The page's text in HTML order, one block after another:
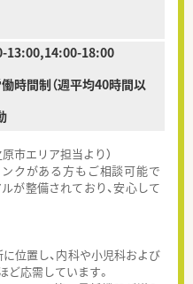
18:00
時間制（週平均40時間以
市エリア担当より）
クがある方もご相談可能で
が整備されており、安心して
位置し、内科や小児科および
応需しています。